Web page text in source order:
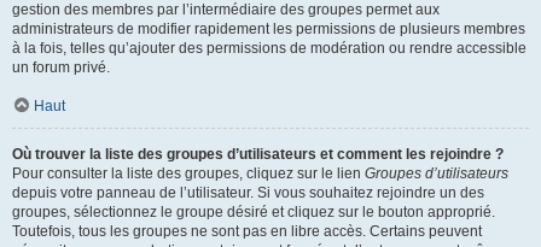
gestion des membres par l’intermédiaire des groupes permet aux
administrateurs de modifier rapidement les permissions de plusieurs membres
à la fois, telles qu’ajouter des permissions de modération ou rendre accessible
un forum privé.
Haut
Où trouver la liste des groupes d’utilisateurs et comment les rejoindre ?
Pour consulter la liste des groupes, cliquez sur le lien Groupes d’utilisateurs
depuis votre panneau de l’utilisateur. Si vous souhaitez rejoindre un des
groupes, sélectionnez le groupe désiré et cliquez sur le bouton approprié.
Toutefois, tous les groupes ne sont pas en libre accès. Certains peuvent